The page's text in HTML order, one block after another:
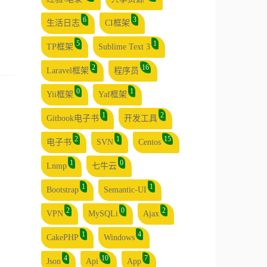
生活日志 6 CI框架 3
TP框架 5 Sublime Text 3 1
Laravel框架 2 程序员 16
Yii框架 0 Yaf框架 1
Gitbook电子书 1 开发工具 2
电子书 2 SVN 1 Centos 15
Lnmp 1 七牛云 0
Bootstrap 1 Semantic-UI 1
VPN 2 MySQLi 0 Ajax 2
CakePHP 1 Windows 4
Json 4 Api 10 App 7